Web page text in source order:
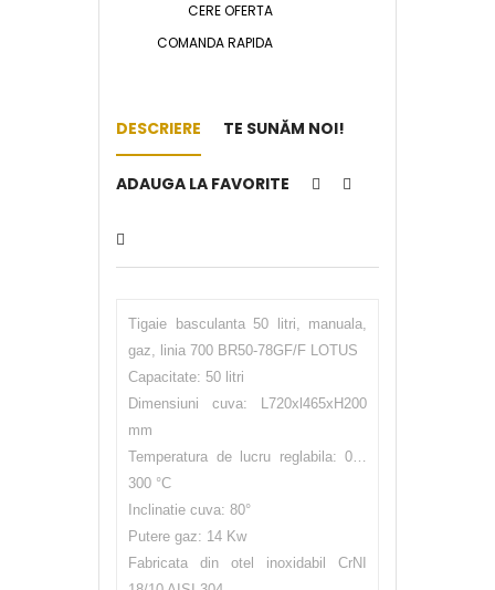
CERE OFERTA
COMANDA RAPIDA
DESCRIERE TE SUNĂM NOI!
ADAUGA LA FAVORITE
Tigaie basculanta 50 litri, manuala,
gaz, linia 700 BR50-78GF/F LOTUS
Capacitate: 50 litri
Dimensiuni cuva: L720xl465xH200
mm
Temperatura de lucru reglabila: 0…
300 °C
Inclinatie cuva: 80°
Putere gaz: 14 Kw
Fabricata din otel inoxidabil CrNI